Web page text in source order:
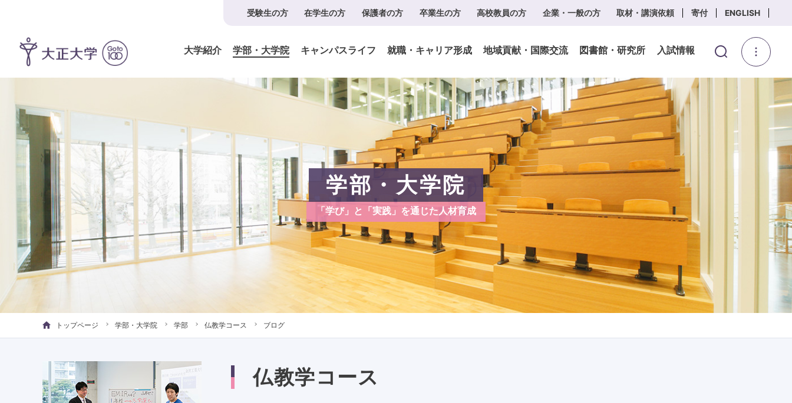
受験生の方 在学生の方 保護者の方 卒業生の方 高校教員の方 企業・一般の方 取材・講演依頼 寄付 ENGLISH
大学紹介 学部・大学院 キャンパスライフ 就職・キャリア形成 地域貢献・国際交流 図書館・研究所 入試情報
学部・大学院
「学び」と「実践」を通じた人材育成
トップページ 学部・大学院 学部 仏教学コース ブログ
仏教学コース